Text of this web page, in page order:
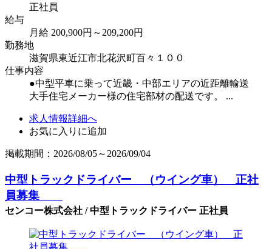
正社員
給与
月給 200,900円～209,200円
勤務地
滋賀県東近江市北花沢町百々１００
仕事内容
●中型平車に乗って近畿・中部エリアの近距離輸送
大手住宅メーカー様の住宅部材の配送です。 ...
求人情報詳細へ
お気に入りに追加
掲載期間：2026/08/05～2026/09/04
中型トラックドライバー （ウイング車） 正社
員募集
センコー株式会社 / 中型トラックドライバー 正社員